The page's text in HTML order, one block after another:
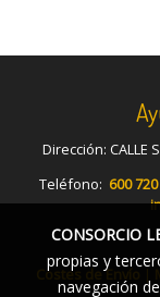
Dirección: CALLE
Teléfono: 600
Costes de Envío
CONSORCIO
propias y
navegación